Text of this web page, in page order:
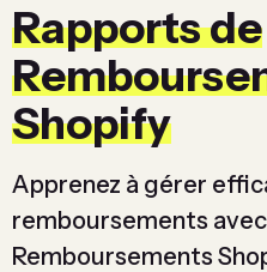
Rapports de
Shopify
Apprenez à gérer
remboursements
Remboursements